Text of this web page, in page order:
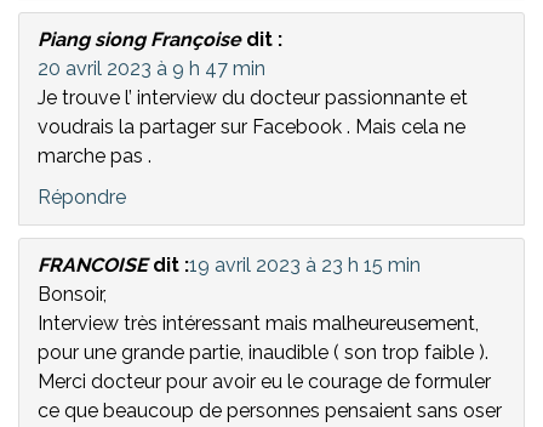
Piang siong Françoise dit :
20 avril 2023 à 9 h 47 min
Je trouve l’ interview du docteur passionnante et
voudrais la partager sur Facebook . Mais cela ne
marche pas .
Répondre
FRANCOISE dit :19 avril 2023 à 23 h 15 min
Bonsoir,
Interview très intéressant mais malheureusement,
pour une grande partie, inaudible ( son trop faible ).
Merci docteur pour avoir eu le courage de formuler
ce que beaucoup de personnes pensaient sans oser